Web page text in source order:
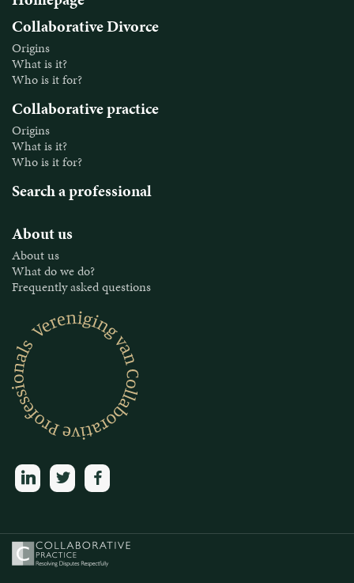
Collaborative Divorce
Origins
What is it?
Who is it for?
Collaborative practice
Origins
What is it?
Who is it for?
Search a professional
About us
About us
What do we do?
Frequently asked questions
linkedintwitter facebook